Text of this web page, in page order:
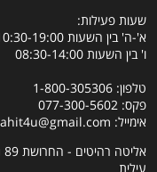
שעות פעילות:
א'-ה' בין השעות 10:30-19:00
ו' בין השעות 08:30-14:00
טלפון: 1-800-305306
פקס: 077-300-5602
אימייל:
עילית